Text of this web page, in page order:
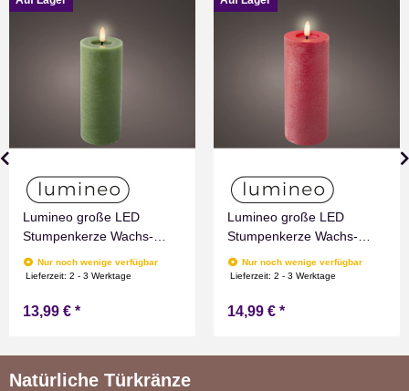
Lumineo große LED
Stumpenkerze Wachs-
Optik Grün mit Timer
Flammen Effect für
hoch
Nur noch wenige verfügbar
Lieferzeit:2 - 3 Werktage
13,99 € *
Lumineo große LED
Stumpenkerze Wachs-
Optik Rot mit Timer
Flammen Effect für
hoch
Nur noch wenige verfügbar
Lieferzeit:2 - 3 Werktage
14,99 € *
Natürliche Türkränze